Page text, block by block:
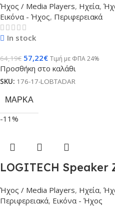
Ήχος / Media Players, Ηχεία,
Εικόνα - Ήχος, Περιφερειακά
In stock
64,19€ 57,22€ Τιμή με ΦΠΑ 24%
Προσθήκη στο καλάθι
SKU: 176-17-LOBTADAR
ΜΆΡΚΑ
-11%
LOGITECH Speaker
Ήχος / Media Players, Ηχεία,
Περιφερειακά, Εικόνα - Ήχος